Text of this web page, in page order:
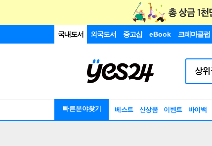
국내도서 외국도서 중고샵 eBook 크레마클럽
빠른분야찾기 베스트 신상품 이벤트 바이백